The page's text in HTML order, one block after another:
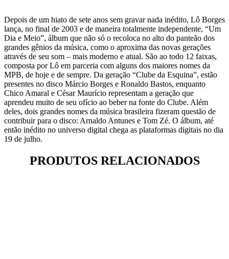
Depois de um hiato de sete anos sem gravar nada inédito, Lô Borges
lança, no final de 2003 e de maneira totalmente independente, “Um
Dia e Meio”, álbum que não só o recoloca no alto do panteão dos
grandes gênios da música, como o aproxima das novas gerações
através de seu som – mais moderno e atual. São ao todo 12 faixas,
composta por Lô em parceria com alguns dos maiores nomes da
MPB, de hoje e de sempre. Da geração “Clube da Esquina”, estão
presentes no disco Márcio Borges e Ronaldo Bastos, enquanto
Chico Amaral e César Maurício representam a geração que
aprendeu muito de seu ofício ao beber na fonte do Clube. Além
deles, dois grandes nomes da música brasileira fizeram questão de
contribuir para o disco: Arnaldo Antunes e Tom Zé. O álbum, até
então inédito no universo digital chega as plataformas digitais no dia
19 de julho.
PRODUTOS RELACIONADOS